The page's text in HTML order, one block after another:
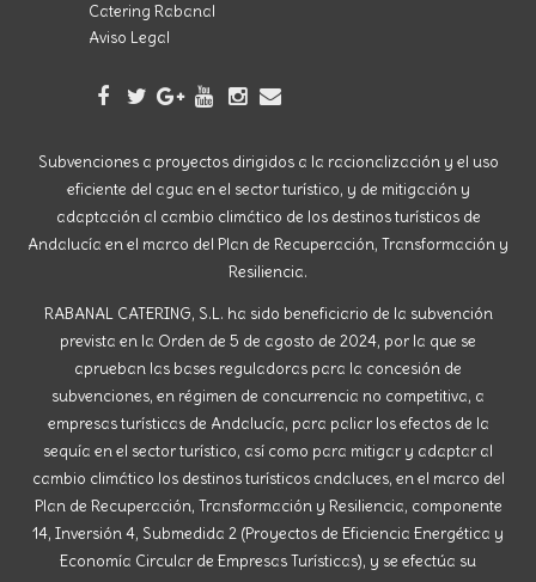
Catering Rabanal
Aviso Legal
Subvenciones a proyectos dirigidos a la racionalización y el uso
eficiente del agua en el sector turístico, y de mitigación y
adaptación al cambio climático de los destinos turísticos de
Andalucía en el marco del Plan de Recuperación, Transformación y
Resiliencia.
RABANAL CATERING, S.L. ha sido beneficiario de la subvención
prevista en la Orden de 5 de agosto de 2024, por la que se
aprueban las bases reguladoras para la concesión de
subvenciones, en régimen de concurrencia no competitiva, a
empresas turísticas de Andalucía, para paliar los efectos de la
sequía en el sector turístico, así como para mitigar y adaptar al
cambio climático los destinos turísticos andaluces, en el marco del
Plan de Recuperación, Transformación y Resiliencia, componente
14, Inversión 4, Submedida 2 (Proyectos de Eficiencia Energética y
Economía Circular de Empresas Turísticas), y se efectúa su